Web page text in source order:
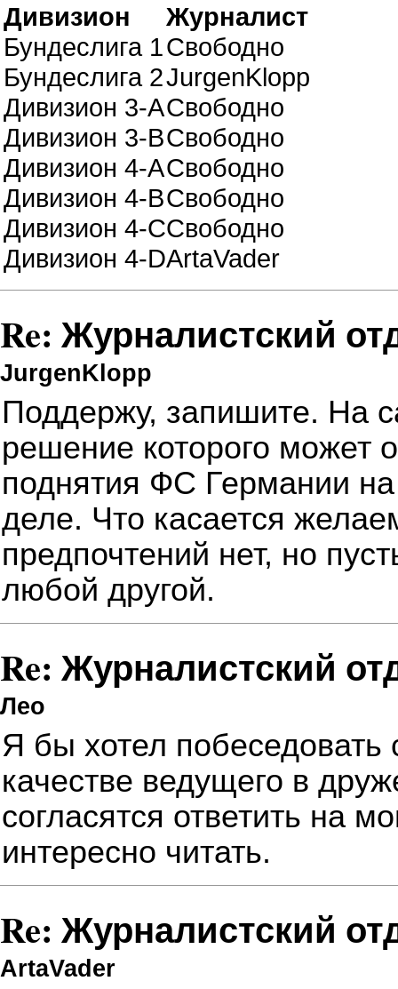
Дивизион
Журналист
Бундеслига 1Свободно
Бундеслига 2JurgenKlopp
Дивизион 3-АСвободно
Дивизион 3-ВСвободно
Дивизион 4-АСвободно
Дивизион 4-ВСвободно
Дивизион 4-ССвободно
Дивизион 4-DArtaVader
Re: Журналистский
JurgenKlopp
Поддержу, запишите. На
решение которого может
поднятия ФС Германии
деле. Что касается
предпочтений нет, но
любой другой.
Re: Журналистский
Лео
Я бы хотел
качестве ведущего в
согласятся ответить на
интересно читать.
Re: Журналистский
ArtaVader